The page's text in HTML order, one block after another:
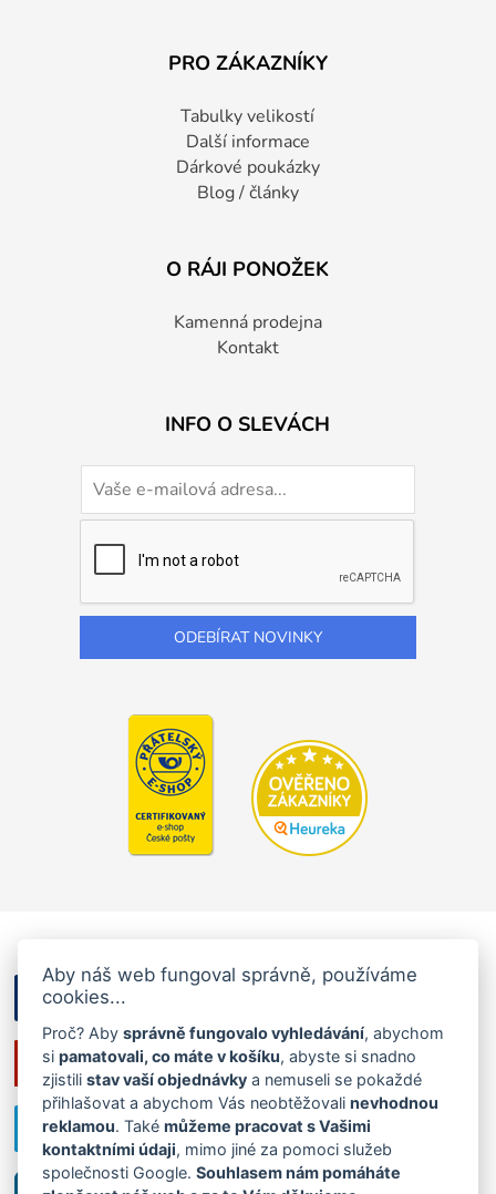
PRO ZÁKAZNÍKY
Tabulky velikostí
Další informace
Dárkové poukázky
Blog / články
O RÁJI PONOŽEK
Kamenná prodejna
Kontakt
INFO O SLEVÁCH
Aby náš web fungoval správně, používáme
cookies...
Proč? Abysprávně fungovalo vyhledávání, abychom
sipamatovali, co máte v košíku, abyste si snadno
zjistilistav vaší objednávky a nemuseli se pokaždé
přihlašovat a abychom Vás neobtěžovalinevhodnou
reklamou. Takémůžeme pracovat s Vašimi
kontaktními údaji, mimo jiné za pomoci služeb
společnosti Google.Souhlasem nám pomáháte